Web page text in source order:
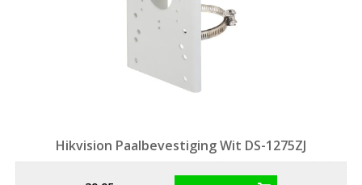
Hikvision Paalbevestiging Wit DS-1275ZJ